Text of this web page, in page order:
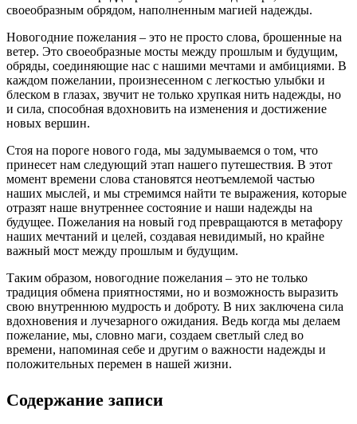
своеобразным обрядом, наполненным магией надежды.
Новогодние пожелания – это не просто слова, брошенные на
ветер. Это своеобразные мосты между прошлым и будущим,
обряды, соединяющие нас с нашими мечтами и амбициями. В
каждом пожелании, произнесенном с легкостью улыбки и
блеском в глазах, звучит не только хрупкая нить надежды, но
и сила, способная вдохновить на изменения и достижение
новых вершин.
Стоя на пороге нового года, мы задумываемся о том, что
принесет нам следующий этап нашего путешествия. В этот
момент времени слова становятся неотъемлемой частью
наших мыслей, и мы стремимся найти те выражения, которые
отразят наше внутреннее состояние и наши надежды на
будущее. Пожелания на новый год превращаются в метафору
наших мечтаний и целей, создавая невидимый, но крайне
важный мост между прошлым и будущим.
Таким образом, новогодние пожелания – это не только
традиция обмена приятностями, но и возможность выразить
свою внутреннюю мудрость и доброту. В них заключена сила
вдохновения и лучезарного ожидания. Ведь когда мы делаем
пожелание, мы, словно маги, создаем светлый след во
времени, напоминая себе и другим о важности надежды и
положительных перемен в нашей жизни.
Содержание записи